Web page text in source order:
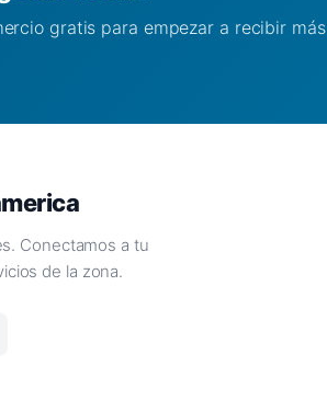
gratis para empezar a recibir más
Conectamos a tu
de la zona.